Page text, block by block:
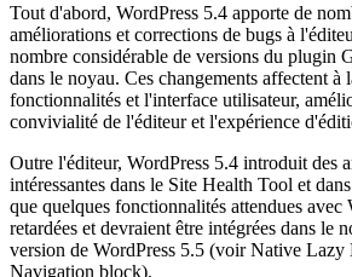
Tout d'abord, WordPress 5.4 apporte de
améliorations et corrections de bugs à
nombre considérable de versions du plugin
dans le noyau. Ces changements affectent à
fonctionnalités et l'interface utilisateur,
convivialité de l'éditeur et l'expérience
Outre l'éditeur, WordPress 5.4 introduit des
intéressantes dans le Site Health Tool et
que quelques fonctionnalités attendues avec
retardées et devraient être intégrées dans le
version de WordPress 5.5 (voir Native Lazy
Navigation block).